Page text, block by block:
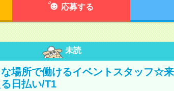
応募する
未読
場所で働けるイベントスタッフ☆
日払い/T1